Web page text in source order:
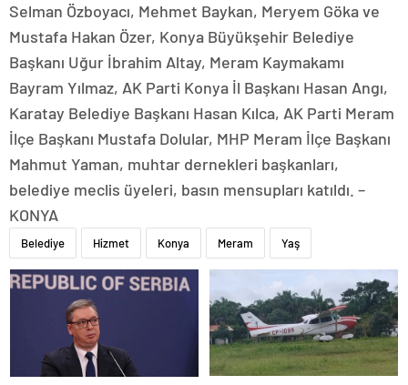
Selman Özboyacı, Mehmet Baykan, Meryem Göka ve
Mustafa Hakan Özer, Konya Büyükşehir Belediye
Başkanı Uğur İbrahim Altay, Meram Kaymakamı
Bayram Yılmaz, AK Parti Konya İl Başkanı Hasan Angı,
Karatay Belediye Başkanı Hasan Kılca, AK Parti Meram
İlçe Başkanı Mustafa Dolular, MHP Meram İlçe Başkanı
Mahmut Yaman, muhtar dernekleri başkanları,
belediye meclis üyeleri, basın mensupları katıldı. –
KONYA
Belediye Hizmet Konya Meram Yaş